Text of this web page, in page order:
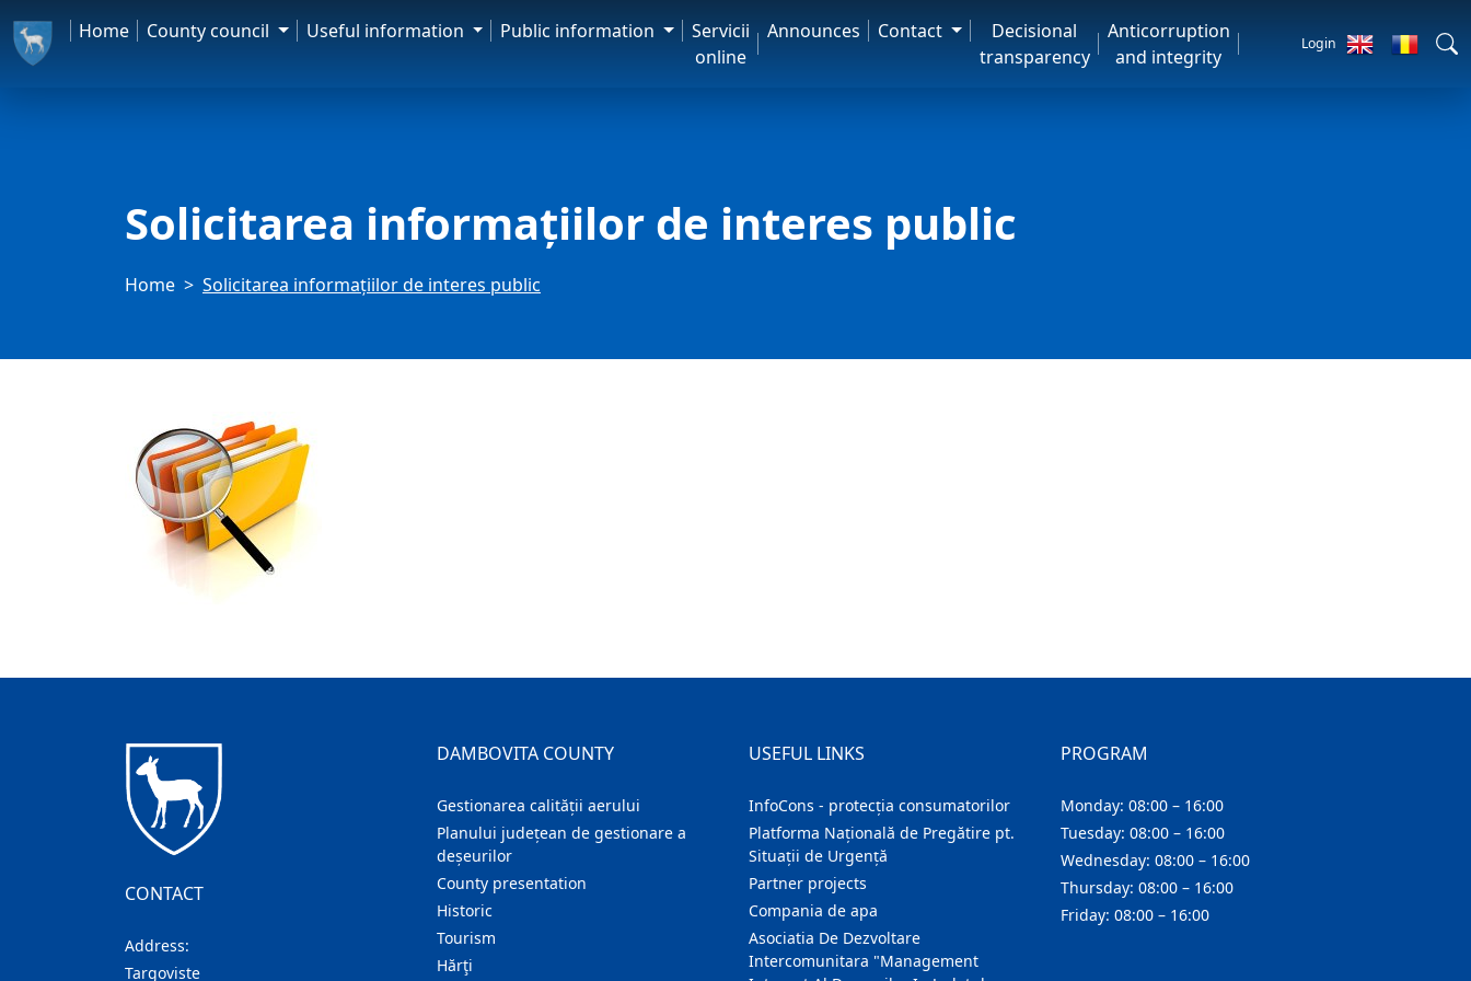
Home County council Useful information Public information
Servicii
online
Announces Contact
Decisional
transparency
Anticorruption
and integrity
Login
Solicitarea informațiilor de interes public
Home Solicitarea informațiilor de interes public
CONTACT
Address:
Targoviste
DAMBOVITA COUNTY
Gestionarea calității aerului
Planului județean de gestionare a
deșeurilor
County presentation
Historic
Tourism
Hărţi
USEFUL LINKS
InfoCons - protecția consumatorilor
Platforma Națională de Pregătire pt.
Situații de Urgență
Partner projects
Compania de apa
Asociatia De Dezvoltare
Intercomunitara "Management
PROGRAM
Monday: 08:00 – 16:00
Tuesday: 08:00 – 16:00
Wednesday: 08:00 – 16:00
Thursday: 08:00 – 16:00
Friday: 08:00 – 16:00